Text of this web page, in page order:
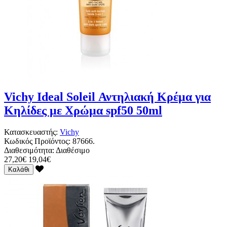
Vichy Ideal Soleil Αντηλιακή Κρέμα για
Κηλίδες με Χρώμα spf50 50ml
Κατασκευαστής: Vichy
Κωδικός Προϊόντος: 87666.
Διαθεσιμότητα: Διαθέσιμο
27,20€ 19,04€
Καλάθι